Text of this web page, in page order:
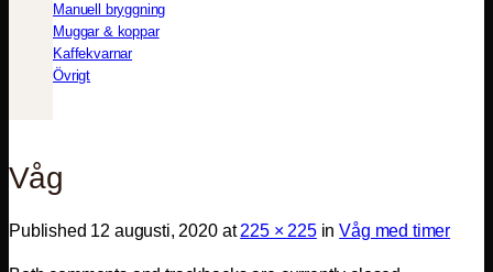
Manuell bryggning
Muggar & koppar
Kaffekvarnar
Övrigt
Våg
Published 12 augusti, 2020at225 × 225inVåg med timer